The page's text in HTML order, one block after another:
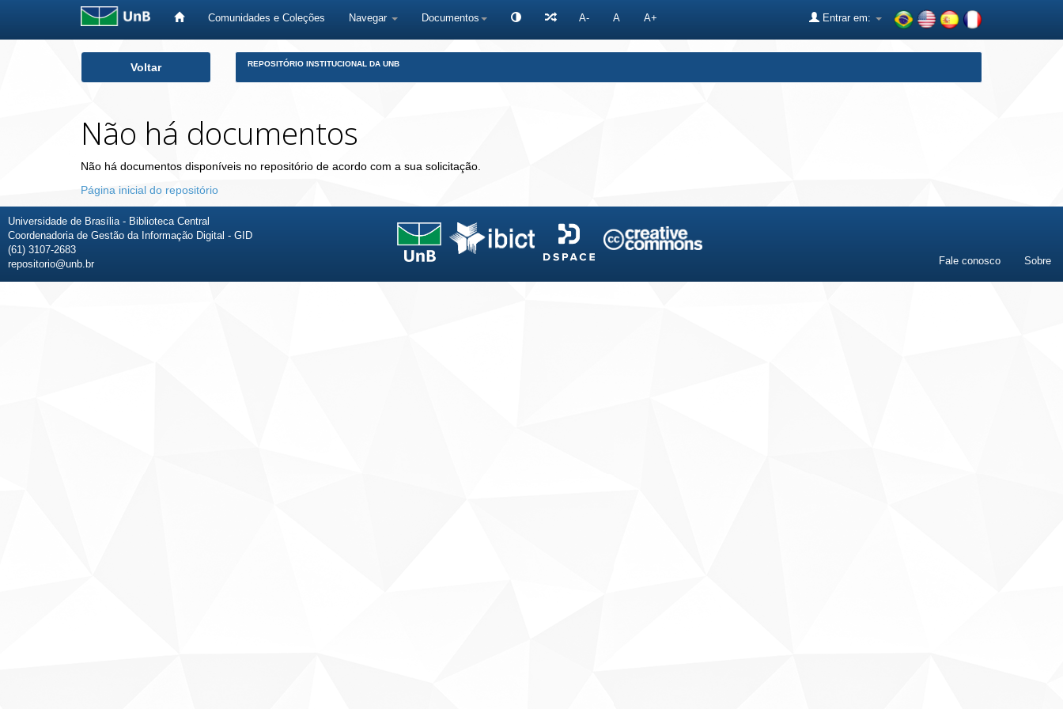
Comunidades e Coleções Navegar Documentos A- A A+ Entrar em:
Voltar REPOSITÓRIO INSTITUCIONAL DA UNB
Não há documentos
Não há documentos disponíveis no repositório de acordo com a sua solicitação.
Página inicial do repositório
Universidade de Brasília - Biblioteca Central
Coordenadoria de Gestão da Informação Digital - GID
(61) 3107-2683
repositorio@unb.br
Fale conosco Sobre